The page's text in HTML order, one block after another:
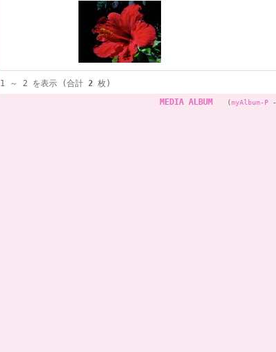
1 ～ 2 を表示 (合計 2 枚)
MEDIA ALBUM
(myAlbum-P